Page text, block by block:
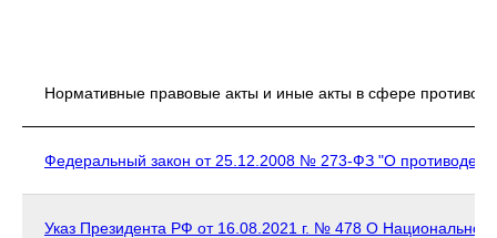
Нормативные правовые акты и иные акты в сфере
Федеральный закон от 25.12.2008 № 273-ФЗ "О
Указ Президента РФ от 16.08.2021 г. № 478 О Национальном